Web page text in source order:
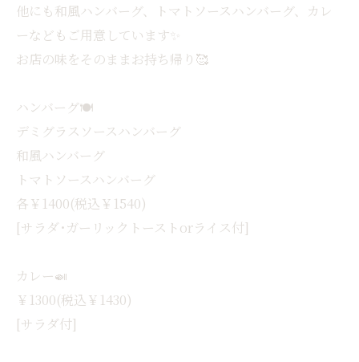
他にも和風ハンバーグ、トマトソースハンバーグ、カレ
ーなどもご用意しています✨
お店の味をそのままお持ち帰り🥰
ハンバーグ🍽
デミグラスソースハンバーグ
和風ハンバーグ
トマトソースハンバーグ
各￥1400(税込￥1540)
[サラダ･ガーリックトーストorライス付]
カレー🍛
￥1300(税込￥1430)
[サラダ付]